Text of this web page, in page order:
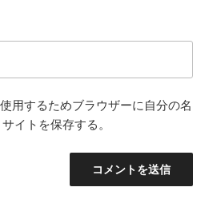
用するためブラウザーに自分の名
イトを保存する。